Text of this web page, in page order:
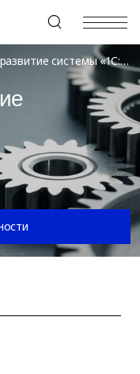
+7 (495) 967-80-80
системы «1С:ЗУП»